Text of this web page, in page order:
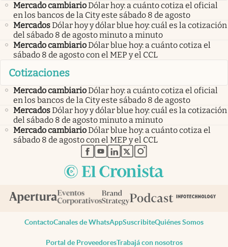
Mercado cambiarioDólar hoy: a cuánto cotiza el oficial
en los bancos de la City este sábado 8 de agosto
MercadosDólar hoy y dólar blue hoy: cuál es la cotización
del sábado 8 de agosto minuto a minuto
Mercado cambiarioDólar blue hoy: a cuánto cotiza el
sábado 8 de agosto con el MEP y el CCL
Cotizaciones
Mercado cambiarioDólar hoy: a cuánto cotiza el oficial
en los bancos de la City este sábado 8 de agosto
MercadosDólar hoy y dólar blue hoy: cuál es la cotización
del sábado 8 de agosto minuto a minuto
Mercado cambiarioDólar blue hoy: a cuánto cotiza el
sábado 8 de agosto con el MEP y el CCL
abre en nueva pestaña
abre en nueva pestaña
abre en nueva pestaña
abre en nueva pestaña
abre en nueva pestaña
ContactoCanales de WhatsAppSuscribiteQuiénes Somos
Portal de ProveedoresTrabajá con nosotros